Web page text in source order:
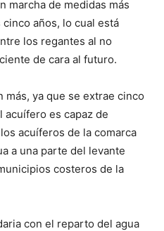
marcha de medidas más
años, lo cual está
los regantes al no
de cara al futuro.
más, ya que se extrae cinco
acuífero es capaz de
acuíferos de la comarca
a una parte del levante
costeros de la
con el reparto del agua